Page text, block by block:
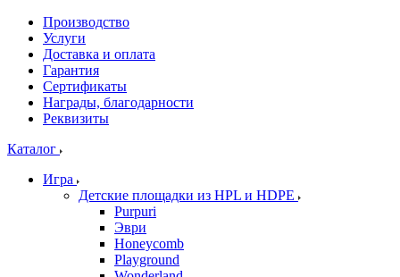
Производство
Услуги
Доставка и оплата
Гарантия
Сертификаты
Награды, благодарности
Реквизиты
Каталог
Игра
Детские площадки из HPL и HDPE
Purpuri
Эври
Honeycomb
Playground